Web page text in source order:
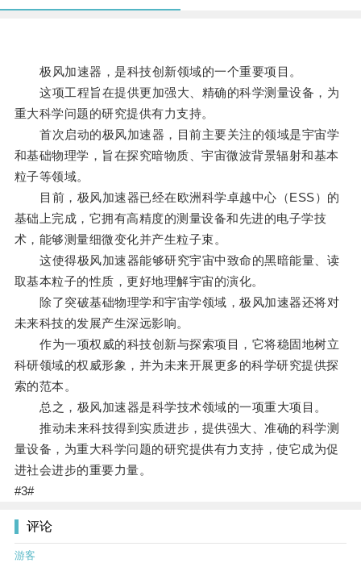
极风加速器，是科技创新领域的一个重要项目。
这项工程旨在提供更加强大、精确的科学测量设备，为
重大科学问题的研究提供有力支持。
首次启动的极风加速器，目前主要关注的领域是宇宙学
和基础物理学，旨在探究暗物质、宇宙微波背景辐射和基本
粒子等领域。
目前，极风加速器已经在欧洲科学卓越中心（ESS）的
基础上完成，它拥有高精度的测量设备和先进的电子学技
术，能够测量细微变化并产生粒子束。
这使得极风加速器能够研究宇宙中致命的黑暗能量、读
取基本粒子的性质，更好地理解宇宙的演化。
除了突破基础物理学和宇宙学领域，极风加速器还将对
未来科技的发展产生深远影响。
作为一项权威的科技创新与探索项目，它将稳固地树立
科研领域的权威形象，并为未来开展更多的科学研究提供探
索的范本。
总之，极风加速器是科学技术领域的一项重大项目。
推动未来科技得到实质进步，提供强大、准确的科学测
量设备，为重大科学问题的研究提供有力支持，使它成为促
进社会进步的重要力量。
#3#
评论
游客